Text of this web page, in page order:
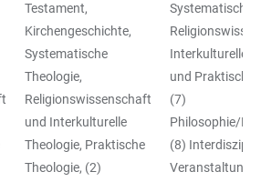
Testament,
Kirchengeschichte,
Systematische
Theologie,
Religionswissenschaft
und Interkulturelle
Theologie, Praktische
Theologie, (2)
Systematische
Interkulturelle
und Praktische
(7)
Philosophie/
(8)